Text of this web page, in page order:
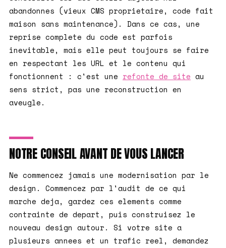
abandonnes (vieux CMS proprietaire, code fait
maison sans maintenance). Dans ce cas, une
reprise complete du code est parfois
inevitable, mais elle peut toujours se faire
en respectant les URL et le contenu qui
fonctionnent : c'est une refonte de site au
sens strict, pas une reconstruction en
aveugle.
NOTRE CONSEIL AVANT DE VOUS LANCER
Ne commencez jamais une modernisation par le
design. Commencez par l'audit de ce qui
marche deja, gardez ces elements comme
contrainte de depart, puis construisez le
nouveau design autour. Si votre site a
plusieurs annees et un trafic reel, demandez